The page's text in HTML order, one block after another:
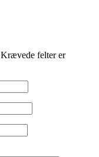
Krævede felter er